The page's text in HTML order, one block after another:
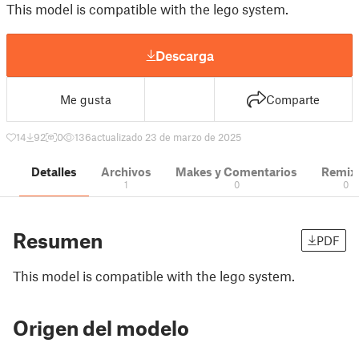
This model is compatible with the lego system.
Descarga
Me gusta Comparte
14 92 0 136actualizado 23 de marzo de 2025
Detalles Archivos
1
Makes y Comentarios
0 0
Resumen PDF
This model is compatible with the lego system.
Origen del modelo